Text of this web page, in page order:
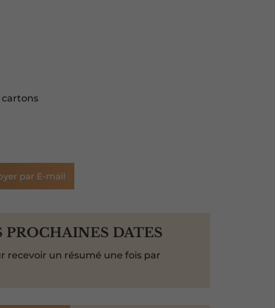
cartons
par E-mail
PROCHAINES DATES
recevoir un résumé une fois par